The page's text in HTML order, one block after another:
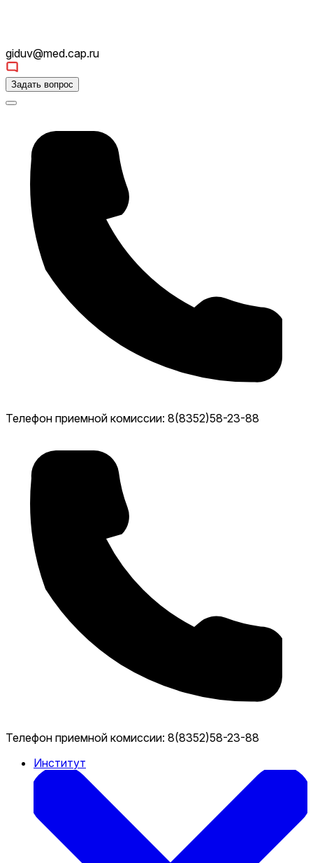
giduv@med.cap.ru
Задать вопрос
Телефон приемной комиссии: 8(8352)58-23-88
Телефон приемной комиссии: 8(8352)58-23-88
Институт